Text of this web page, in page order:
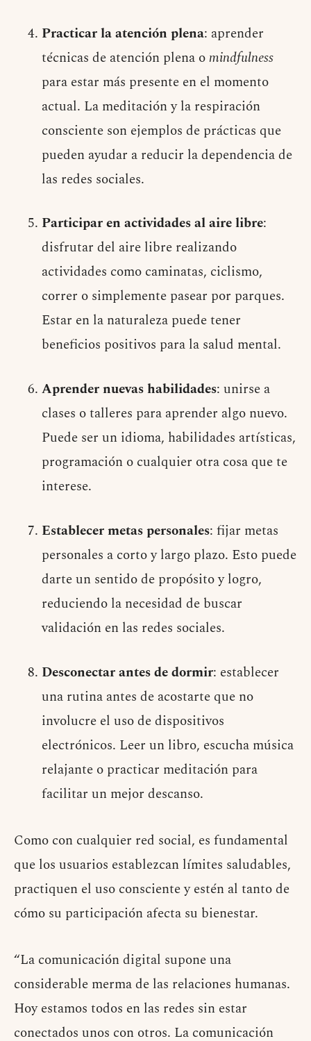
Practicar la atención plena: aprender
técnicas de atención plena omindfulness
para estar más presente en el momento
actual. La meditación y la respiración
consciente son ejemplos de prácticas que
pueden ayudar a reducir la dependencia de
las redes sociales.
Participar en actividades al aire libre:
disfrutar del aire libre realizando
actividades como caminatas, ciclismo,
correr o simplemente pasear por parques.
Estar en la naturaleza puede tener
beneficios positivos para la salud mental.
Aprender nuevas habilidades: unirse a
clases o talleres para aprender algo nuevo.
Puede ser un idioma, habilidades artísticas,
programación o cualquier otra cosa que te
interese.
Establecer metas personales: fijar metas
personales a corto y largo plazo. Esto puede
darte un sentido de propósito y logro,
reduciendo la necesidad de buscar
validación en las redes sociales.
Desconectar antes de dormir: establecer
una rutina antes de acostarte que no
involucre el uso de dispositivos
electrónicos. Leer un libro, escucha música
relajante o practicar meditación para
facilitar un mejor descanso.
Como con cualquier red social, es fundamental
que los usuarios establezcan límites saludables,
practiquen el uso consciente y estén al tanto de
cómo su participación afecta su bienestar.
“La comunicación digital supone una
considerable merma de las relaciones humanas.
Hoy estamos todos en las redes sin estar
conectados unos con otros. La comunicación